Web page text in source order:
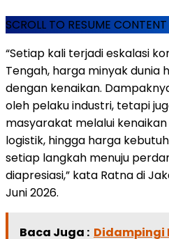
SCROLL TO RESUME CONTENT
“Setiap kali terjadi eskalasi
Tengah, harga minyak dunia
dengan kenaikan.
oleh pelaku industri, tetapi
masyarakat melalui
logistik, hingga harga
setiap langkah menuju
diapresiasi,” kata Ratna di
Juni 2026.
Baca Juga : Didampingi